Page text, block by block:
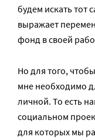
будем искать тот
выражает
фонд в своей
Но для того,
мне необходимо
личной. То есть
социальном
для которых мы